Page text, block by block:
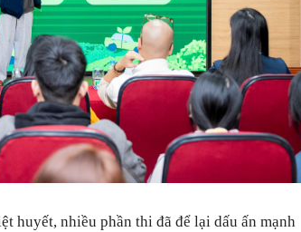
huyết, nhiều phần thi đã để lại dấu ấn mạnh